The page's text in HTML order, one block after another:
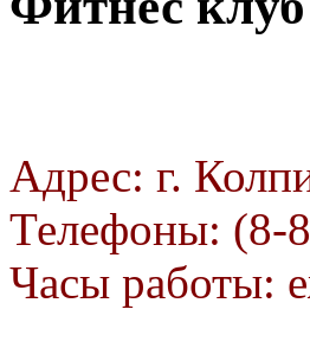
Адрес: г.
Телефоны: (8-
Часы работы: